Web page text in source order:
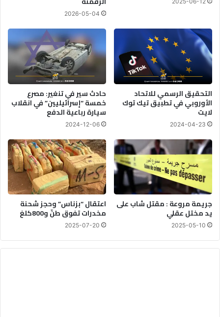
ا
ي
د
ا
ل
أ
ض
ح
ى
ك
ن
ت
خ
ب
ا
ل
ض
ا
ة
ر
ق
ا
ا
2026-05-04
التحقيق الرسمي للاتحاد
الأوروبي في تطبيق تيك توك
لايت
2024-04-23
حادث سير في تنغير: مصرع
خمسة “إسرائيليين” في انقلاب
سيارة رباعية الدفع
2024-12-06
جريمة مروعة : مقتل شاب على
يد مختل عقلي
2025-05-10
اعتقال “بزناس” وحجز شحنة
مخدرات تفوق طنّ و800كلغ
2025-07-20